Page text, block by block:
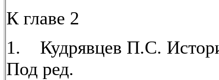
К главе 2
1. Кудрявцев П.С.
Под ред.